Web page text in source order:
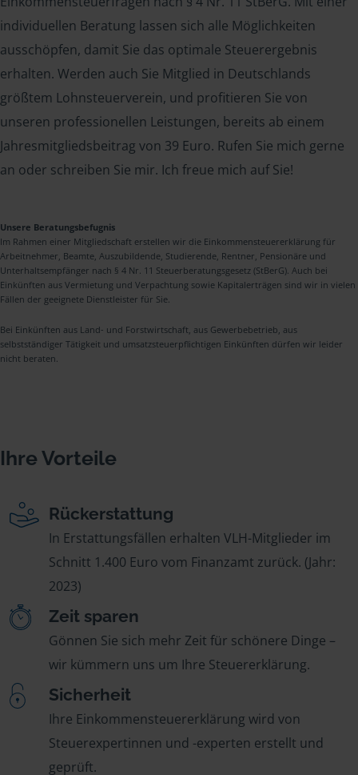
individuellen Beratung lassen sich alle Möglichkeiten
ausschöpfen, damit Sie das optimale Steuerergebnis
erhalten. Werden auch Sie Mitglied in Deutschlands
größtem Lohnsteuerverein, und profitieren Sie von
unseren professionellen Leistungen, bereits ab einem
Jahresmitgliedsbeitrag von 39 Euro. Rufen Sie mich gerne
an oder schreiben Sie mir. Ich freue mich auf Sie!
Unsere Beratungsbefugnis
Im Rahmen einer Mitgliedschaft erstellen wir die Einkommensteuererklärung für
Arbeitnehmer, Beamte, Auszubildende, Studierende, Rentner, Pensionäre und
Unterhaltsempfänger nach § 4 Nr. 11 Steuerberatungsgesetz (StBerG). Auch bei
Einkünften aus Vermietung und Verpachtung sowie Kapitalerträgen sind wir in vielen
Fällen der geeignete Dienstleister für Sie.
Bei Einkünften aus Land- und Forstwirtschaft, aus Gewerbebetrieb, aus
selbstständiger Tätigkeit und umsatzsteuerpflichtigen Einkünften dürfen wir leider
nicht beraten.
Ihre Vorteile
Rückerstattung
In Erstattungsfällen erhalten VLH-Mitglieder im
Schnitt 1.400 Euro vom Finanzamt zurück. (Jahr:
2023)
Zeit sparen
Gönnen Sie sich mehr Zeit für schönere Dinge –
wir kümmern uns um Ihre Steuererklärung.
Sicherheit
Ihre Einkommensteuererklärung wird von
Steuerexpertinnen und -experten erstellt und
geprüft.